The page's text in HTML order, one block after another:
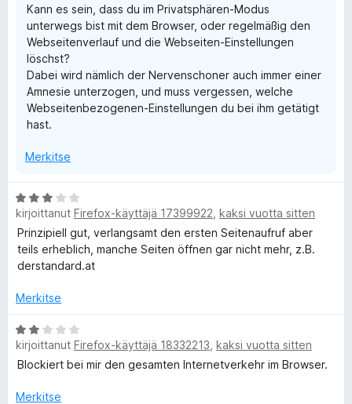
Kann es sein, dass du im Privatsphären-Modus
unterwegs bist mit dem Browser, oder regelmäßig den
Webseitenverlauf und die Webseiten-Einstellungen
löschst?
Dabei wird nämlich der Nervenschoner auch immer einer
Amnesie unterzogen, und muss vergessen, welche
Webseitenbezogenen-Einstellungen du bei ihm getätigt
hast.
Merkitse
A
r
v
o
t
3
/
5
kirjoittanut Firefox-käyttäjä 17399922 kaksi vuotta sitten
Prinzipiell gut, verlangsamt den ersten Seitenaufruf aber
teils erheblich, manche Seiten öffnen gar nicht mehr, z.B.
derstandard.at
Merkitse
A
r
v
o
kirjoittanut Firefox-käyttäjä 18332213 kaksi vuotta sitten
Blockiert bei mir den gesamten Internetverkehr im Browser.
Merkitse